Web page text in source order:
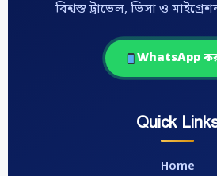
বিশ্বস্ত ট্রাভেল, ভিসা ও
WhatsApp
Quick
Home